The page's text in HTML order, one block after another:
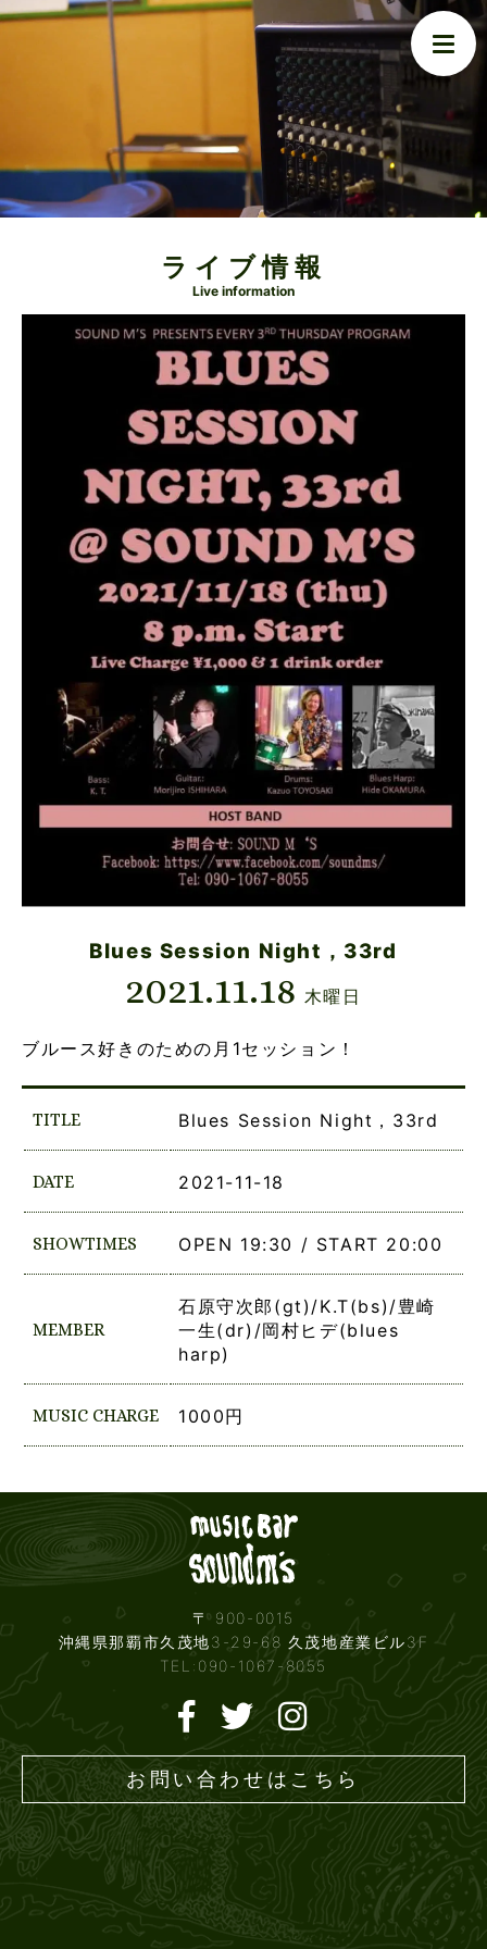
ライブ情報
Live information
Blues Session Night，33rd
2021.11.18 木曜日
ブルース好きのための月1セッション！
TITLE Blues Session Night，33rd
DATE 2021-11-18
SHOWTIMES OPEN 19:30 / START 20:00
MEMBER
石原守次郎(gt)/K.T(bs)/豊崎
一生(dr)/岡村ヒデ(blues
harp)
MUSIC CHARGE 1000円
〒 900-0015
沖縄県那覇市久茂地3-29-68 久茂地産業ビル3F
TEL:090-1067-8055
お問い合わせはこちら